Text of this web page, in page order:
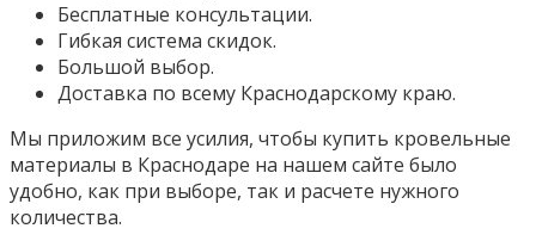
Бесплатные консультации.
Гибкая система скидок.
Большой выбор.
Доставка по всему Краснодарскому краю.
Мы приложим все усилия, чтобы купить кровельные
материалы в Краснодаре на нашем сайте было
удобно, как при выборе, так и расчете нужного
количества.